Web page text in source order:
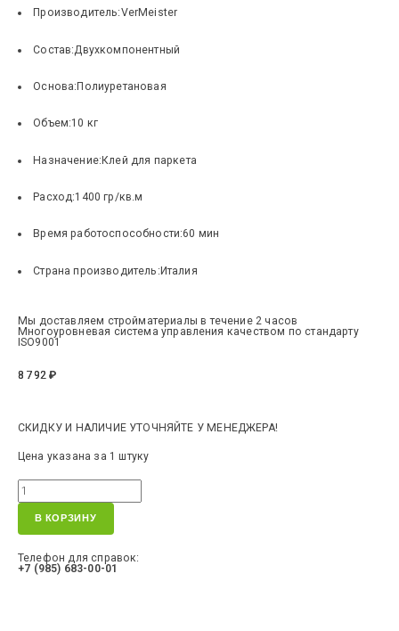
Производитель:VerMeister
Состав:Двухкомпонентный
Основа: Полиуретановая
Объем:10 кг
Назначение:Клей для паркета
Расход:1400 гр/кв.м
Время работоспособности:60 мин
Страна производитель:Италия
Мы доставляем стройматериалы в течение 2 часов
Многоуровневая система управления качеством по стандарту
ISO9001
8 792₽
СКИДКУ И НАЛИЧИЕ УТОЧНЯЙТЕ У МЕНЕДЖЕРА!
Цена указана за 1 штуку
В КОРЗИНУ
Телефон для справок:
+7 (985) 683-00-01